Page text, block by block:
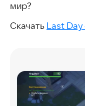
мир?
Скачать Last Day